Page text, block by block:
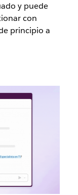
y puede
con
principio a